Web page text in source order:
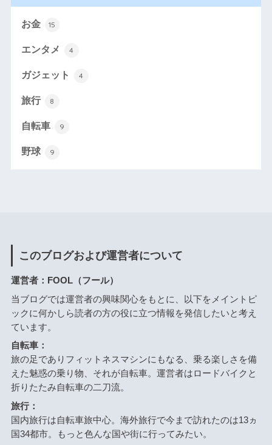
お金 15
エンタメ 4
ガジェット 4
旅行 8
自転車 9
野球 9
このブログおよび運営者について
運営者：FOOL（フール）
当ブログでは運営者の興味関心をもとに、以下をメイントピ
ックに何かしら読者の方の役に立つ情報を発信したいと考え
ています。
自転車：
旅の足でありフィットネスマシンにもなる、乗る楽しさを備
えた魅惑の乗り物、それが自転車。運営者はロードバイクと
折りたたみ自転車の二刀流。
旅行：
国内旅行は自転車旅中心。海外旅行で今まで訪れたのは13ヵ
国34都市。もっと色んな国や街に行ってみたい。